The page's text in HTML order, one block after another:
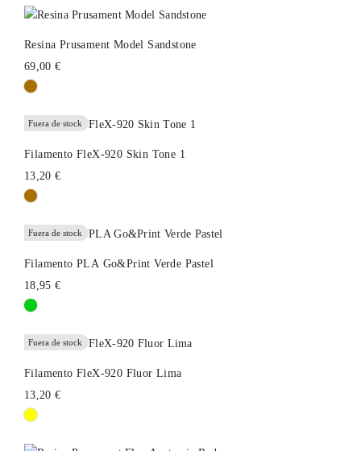
Resina Prusament Model Sandstone
69,00 €
Fuera de stock
Filamento FleX-920 Skin Tone 1
13,20 €
Fuera de stock
Filamento PLA Go&Print Verde Pastel
18,95 €
Fuera de stock
Filamento FleX-920 Fluor Lima
13,20 €